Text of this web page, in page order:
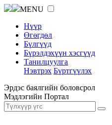
MENU
Нүүр
Өгөгдөл
Бүлгүүд
Бүрэлдэхүүн хэсгүүд
Танилцуулга
Нэвтрэх Бүртгүүлэх
Эрдэс баялгийн боловсрол
Мэдлэгийн Портал